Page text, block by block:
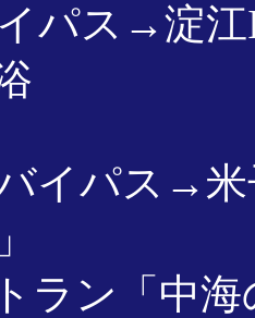
パス→淀
イパス→
」
ラン「中